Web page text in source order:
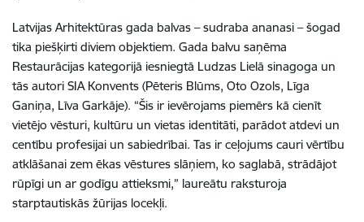
Latvijas Arhitektūras gada balvas – sudraba ananasi – šogad
tika piešķirti diviem objektiem. Gada balvu saņēma
Restaurācijas kategorijā iesniegtā Ludzas Lielā sinagoga un
tās autori SIA Konvents (Pēteris Blūms, Oto Ozols, Līga
Ganiņa, Līva Garkāje). “Šis ir ievērojams piemērs kā cienīt
vietējo vēsturi, kultūru un vietas identitāti, parādot atdevi un
centību profesijai un sabiedrībai. Tas ir ceļojums cauri vērtību
atklāšanai zem ēkas vēstures slāņiem, ko saglabā, strādājot
rūpīgi un ar godīgu attieksmi,” laureātu raksturoja
starptautiskās žūrijas locekļi.